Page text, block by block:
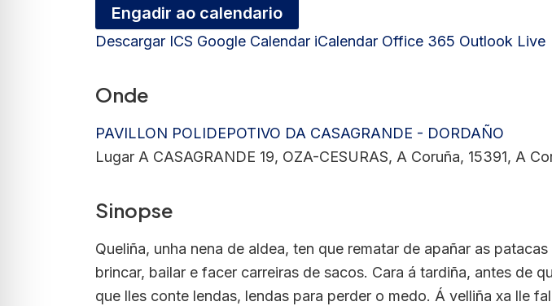
Engadir ao calendario
Descargar ICS Google Calendar iCalendar Office 365 Outlook Live
Onde
PAVILLON POLIDEPOTIVO DA CASAGRANDE - DORDAÑO
Lugar A CASAGRANDE 19, OZA-CESURAS, A Coruña, 15391, A
Sinopse
Queliña, unha nena de aldea, ten que rematar de apañar as
brincar, bailar e facer carreiras de sacos. Cara á tardiña, antes de
que lles conte lendas, lendas para perder o medo. Á velliña xa lle